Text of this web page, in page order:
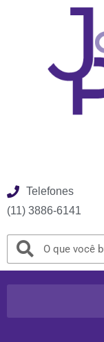
Telefones
(11) 3886-6141